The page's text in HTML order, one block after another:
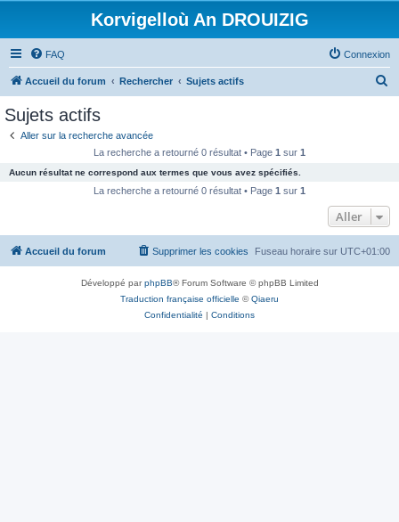
Korvigelloù An DROUIZIG
FAQ Connexion
Accueil du forum Rechercher Sujets actifs
c
e
Sujets actifs
Aller sur la recherche avancée
La recherche a retourné 0 résultat • Page 1 sur 1
Aucun résultat ne correspond aux termes que vous avez spécifiés.
La recherche a retourné 0 résultat • Page 1 sur 1
Aller
Accueil du forum Fuseau horaire sur UTC+01:00
Supprimer les cookies
Développé parphpBB® Forum Software © phpBB Limited
Traduction française officielle ©Qiaeru
Confidentialité | Conditions